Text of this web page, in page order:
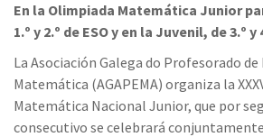
En la Olimpiada Matemática Junior
1.º y 2.º de ESO y en la Juvenil, de 3.º y
La Asociación Galega do Profesorado de
Matemática (AGAPEMA) organiza la
Matemática Nacional Junior, que por
consecutivo se celebrará